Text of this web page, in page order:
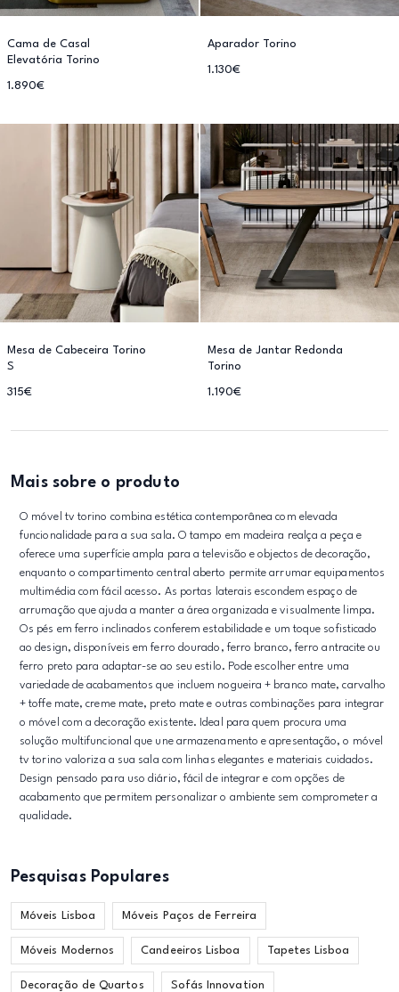
Cama de Casal
Elevatória Torino
1.890€
Aparador Torino
1.130€
Mesa de Cabeceira Torino
S
315€
Mesa de Jantar Redonda
Torino
1.190€
Mais sobre o produto
O móvel tv torino combina estética contemporânea com elevada
funcionalidade para a sua sala. O tampo em madeira realça a peça e
oferece uma superfície ampla para a televisão e objectos de decoração,
enquanto o compartimento central aberto permite arrumar equipamentos
multimédia com fácil acesso. As portas laterais escondem espaço de
arrumação que ajuda a manter a área organizada e visualmente limpa.
Os pés em ferro inclinados conferem estabilidade e um toque sofisticado
ao design, disponíveis em ferro dourado, ferro branco, ferro antracite ou
ferro preto para adaptar-se ao seu estilo. Pode escolher entre uma
variedade de acabamentos que incluem nogueira + branco mate, carvalho
+ toffe mate, creme mate, preto mate e outras combinações para integrar
o móvel com a decoração existente. Ideal para quem procura uma
solução multifuncional que une armazenamento e apresentação, o móvel
tv torino valoriza a sua sala com linhas elegantes e materiais cuidados.
Design pensado para uso diário, fácil de integrar e com opções de
acabamento que permitem personalizar o ambiente sem comprometer a
qualidade.
Pesquisas Populares
Móveis Lisboa Móveis Paços de Ferreira
Móveis Modernos Candeeiros Lisboa Tapetes Lisboa
Decoração de Quartos Sofás Innovation